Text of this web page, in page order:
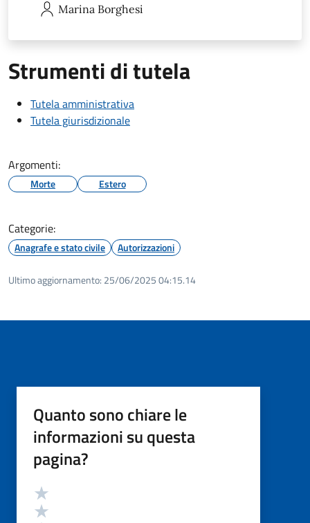
Marina Borghesi
Strumenti di tutela
Tutela amministrativa
Tutela giurisdizionale
Argomenti:
Morte Estero
Categorie:
Anagrafe e stato civile Autorizzazioni
Ultimo aggiornamento: 25/06/2025 04:15.14
Quanto sono chiare le
informazioni su questa
pagina?
Valutazione